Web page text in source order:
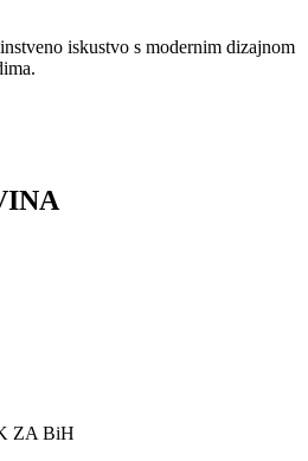
iskustvo s modernim dizajnom
ZA BiH